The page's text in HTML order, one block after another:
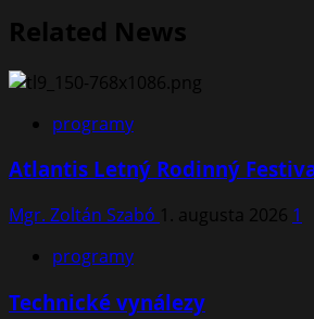
Related News
programy
Atlantis Letný Rodinný
Mgr. Zoltán Szabó 1. augusta 2026 1
programy
Technické vynálezy